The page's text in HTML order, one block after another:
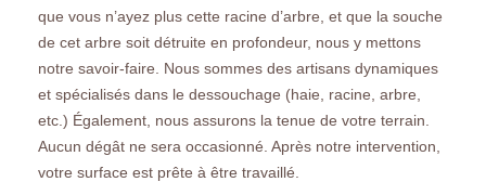
que vous n’ayez plus cette racine d’arbre, et que la souche
de cet arbre soit détruite en profondeur, nous y mettons
notre savoir-faire. Nous sommes des artisans dynamiques
et spécialisés dans le dessouchage (haie, racine, arbre,
etc.) Également, nous assurons la tenue de votre terrain.
Aucun dégât ne sera occasionné. Après notre intervention,
votre surface est prête à être travaillé.